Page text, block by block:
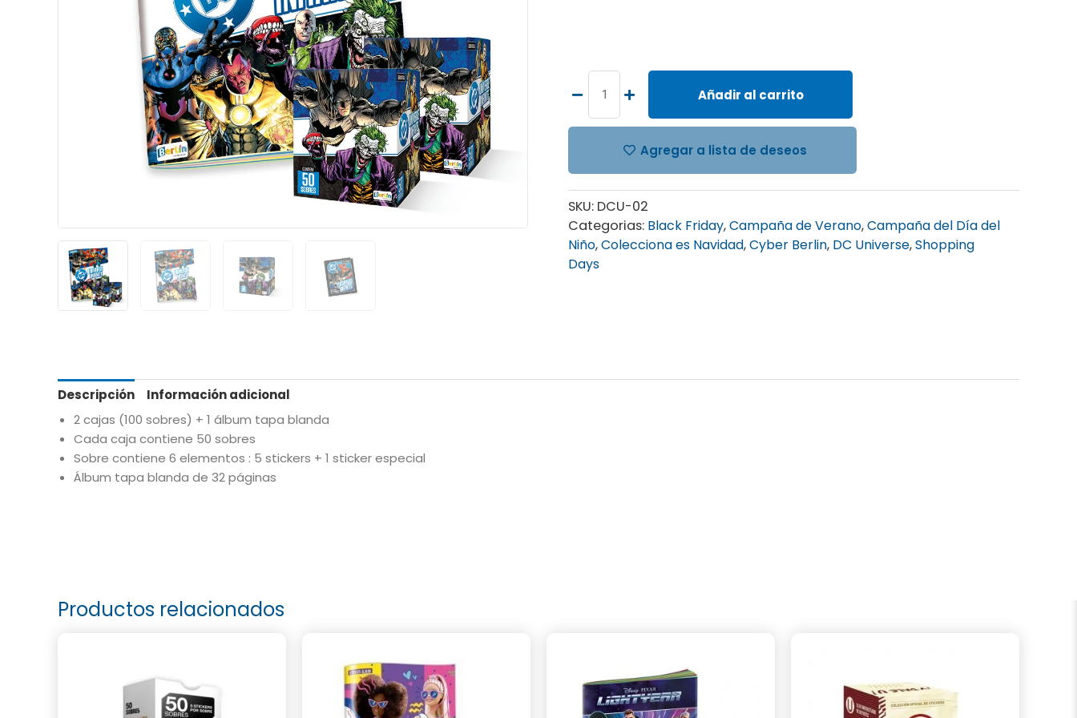
DC
UNIVERSE,
ALBUM
TAPA
BLANDA
+
2
PAQUETONES
(100
SOBRES)
Añadir al carrito
Agregar a lista de deseos
SKU: DCU-02
Categorias: Black Friday,Campaña de Verano,Campaña del Día del
Niño,Colecciona es Navidad,Cyber Berlin, DC Universe,Shopping
Days
Descripción
Información adicional
2 cajas (100 sobres) + 1 álbum tapa blanda
Cada caja contiene 50 sobres
Sobre contiene 6 elementos : 5 stickers + 1 sticker especial
Álbum tapa blanda de 32 páginas
Productos relacionados